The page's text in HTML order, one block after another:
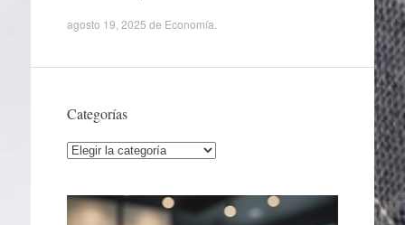
agosto 19, 2025 de Economía
Categorías
Categorías